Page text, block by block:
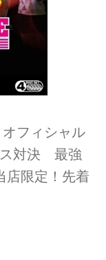
フィシャル
ス対決 最強
店限定！先着